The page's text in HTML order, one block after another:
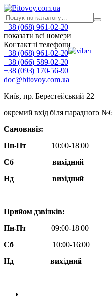
+38 (068) 961-02-20
показати всі номери
Контактні телефони
+38 (068) 961-02-20
+38 (066) 589-02-20
+38 (093) 170-56-90
doc@bitovoy.com.ua
Київ, пр. Берестейський 22
окремий вхід біля парадного №6
Самовивіз:
Пн-Пт
10:00-18:00
Сб
вихідний
Нд
вихідний
Прийом дзвінків:
Пн-Пт
09:00-18:00
Сб
10:00-16:00
Нд вихідний